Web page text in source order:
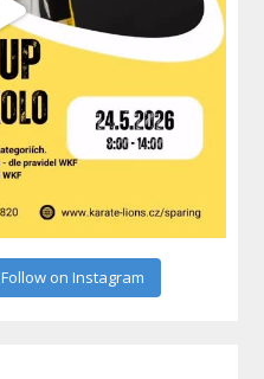
Follow on Instagram